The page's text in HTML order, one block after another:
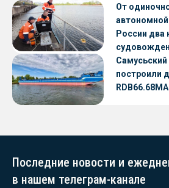
От
России два
построили
RDB66.68МА
Последние новости и
в нашем телеграм-канале